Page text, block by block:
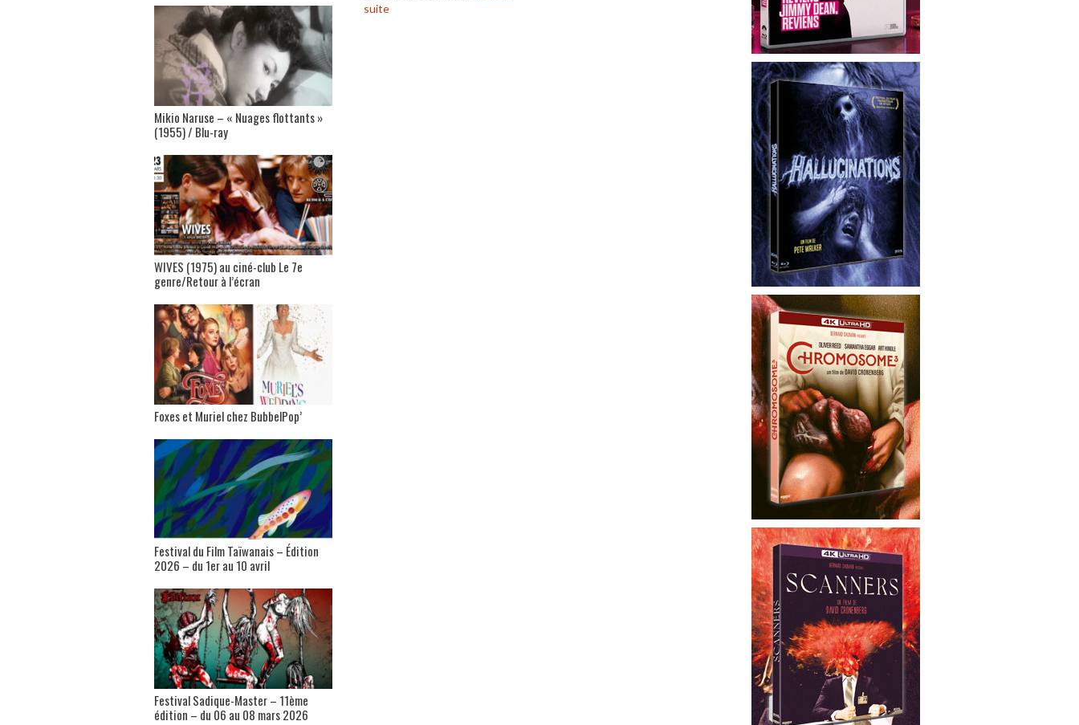
suite
Mikio Naruse – « Nuages flottants »
(1955) / Blu-ray
WIVES (1975) au ciné-club Le 7e
genre/Retour à l’écran
Foxes et Muriel chez BubbelPop’
Festival du Film Taïwanais – Édition
2026 – du 1er au 10 avril
Festival Sadique-Master – 11ème
édition – du 06 au 08 mars 2026